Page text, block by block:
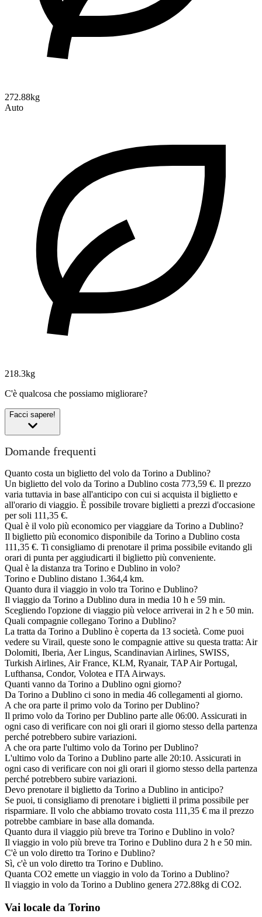
272.88kg
Auto
218.3kg
C'è qualcosa che possiamo migliorare?
Facci sapere!
Domande frequenti
Quanto costa un biglietto del volo da Torino a Dublino?
Un biglietto del volo da Torino a Dublino costa 773,59 €. Il prezzo
varia tuttavia in base all'anticipo con cui si acquista il biglietto e
all'orario di viaggio. È possibile trovare biglietti a prezzi d'occasione
per soli 111,35 €.
Qual è il volo più economico per viaggiare da Torino a Dublino?
Il biglietto più economico disponibile da Torino a Dublino costa
111,35 €. Ti consigliamo di prenotare il prima possibile evitando gli
orari di punta per aggiudicarti il biglietto più conveniente.
Qual è la distanza tra Torino e Dublino in volo?
Torino e Dublino distano 1.364,4 km.
Quanto dura il viaggio in volo tra Torino e Dublino?
Il viaggio da Torino a Dublino dura in media 10 h e 59 min.
Scegliendo l'opzione di viaggio più veloce arriverai in 2 h e 50 min.
Quali compagnie collegano Torino a Dublino?
La tratta da Torino a Dublino è coperta da 13 società. Come puoi
vedere su Virail, queste sono le compagnie attive su questa tratta: Air
Dolomiti, Iberia, Aer Lingus, Scandinavian Airlines, SWISS,
Turkish Airlines, Air France, KLM, Ryanair, TAP Air Portugal,
Lufthansa, Condor, Volotea e ITA Airways.
Quanti vanno da Torino a Dublino ogni giorno?
Da Torino a Dublino ci sono in media 46 collegamenti al giorno.
A che ora parte il primo volo da Torino per Dublino?
Il primo volo da Torino per Dublino parte alle 06:00. Assicurati in
ogni caso di verificare con noi gli orari il giorno stesso della partenza
perché potrebbero subire variazioni.
A che ora parte l'ultimo volo da Torino per Dublino?
L'ultimo volo da Torino a Dublino parte alle 20:10. Assicurati in
ogni caso di verificare con noi gli orari il giorno stesso della partenza
perché potrebbero subire variazioni.
Devo prenotare il biglietto da Torino a Dublino in anticipo?
Se puoi, ti consigliamo di prenotare i biglietti il prima possibile per
risparmiare. Il volo che abbiamo trovato costa 111,35 € ma il prezzo
potrebbe cambiare in base alla domanda.
Quanto dura il viaggio più breve tra Torino e Dublino in volo?
Il viaggio in volo più breve tra Torino e Dublino dura 2 h e 50 min.
C'è un volo diretto tra Torino e Dublino?
Sì, c'è un volo diretto tra Torino e Dublino.
Quanta CO2 emette un viaggio in volo da Torino a Dublino?
Il viaggio in volo da Torino a Dublino genera 272.88kg di CO2.
Vai locale da Torino